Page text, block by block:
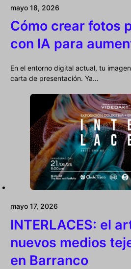
mayo 18, 2026
Cómo crear fotos
con IA para
En el entorno digital actual, tu
carta de presentación. Ya…
mayo 17, 2026
INTERLACES: el
nuevos medios
en Barranco